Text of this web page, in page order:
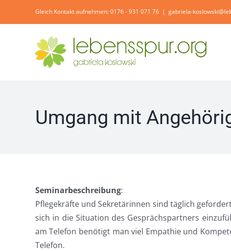
Gleich Kontakt aufnehmen: 0176 - 931 071 76 | gabriela-
Umgang mit
Seminarbeschreibung:
Pflegekräfte und Sekretärinnen sind täglich
sich in die Situation des Gesprächspartners
am Telefon benötigt man viel Empathie und
Telefon.